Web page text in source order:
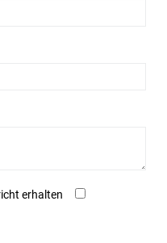
erhalten